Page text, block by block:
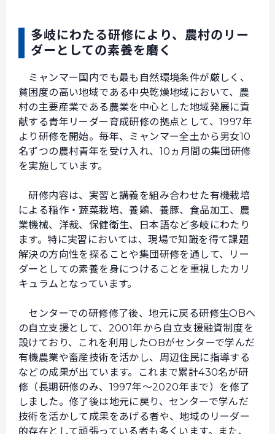
多岐にわたる研修により、農村のリー
ダーとしての素養を磨く
ミャンマー国内でも最も自然環境条件が厳しく、
貧困度の高い地域である中央乾燥地域において、農
村の主要産業である農業を中心とした地域発展に貢
献する青年リーダー育成研修の拠点として、1997年
より研修を開始。毎年、ミャンマー全土から男女10
名ずつの農村青年を受け入れ、10ヵ月間の集団研修
を実施しています。
研修内容は、実習と講義を組み合わせた有機栽培
による稲作・蔬菜栽培、養鶏、養豚、食品加工、農
業機械、洋裁、保健衛生、日本語など多岐にわたり
ます。特に実習においては、現場で知識を得て課題
解決の方向性を探ることや集団研修を通して、リー
ダーとしての素養を身につけることを重視したカリ
キュラムとなっています。
センターでの研修修了後、地元に戻る研修生OBへ
の自立支援として、2001年から自立支援融資制度を
設けており、これを利用したOBがセンターで学んだ
有機農業や畜産技術を活かし、周辺住民に指導する
などの成果が出ています。これまで累計430名が研
修（長期研修のみ、1997年〜2020年まで）を修了
しました。修了後は地元に戻り、センターで学んだ
技術を活かして成果をあげる者や、地域のリーダー
的存在として頑張っている者も多くいます。また、